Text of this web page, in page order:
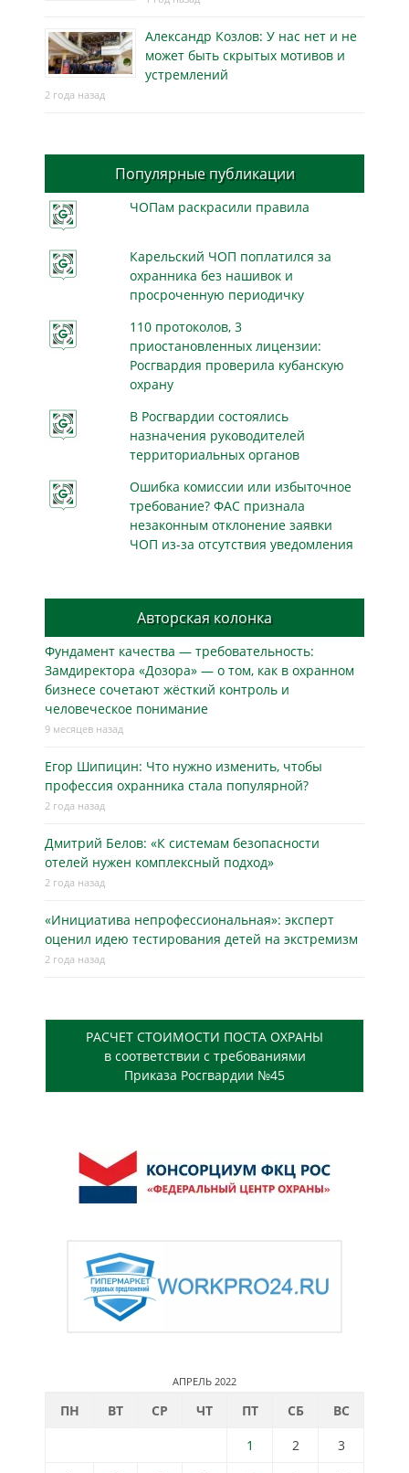
Александр Козлов: У нас нет и не
может быть скрытых мотивов и
устремлений
2 года назад
Популярные публикации
ЧОПам раскрасили правила
Карельский ЧОП поплатился за
охранника без нашивок и
просроченную периодичку
110 протоколов, 3
приостановленных лицензии:
Росгвардия проверила кубанскую
охрану
В Росгвардии состоялись
назначения руководителей
территориальных органов
Ошибка комиссии или избыточное
требование? ФАС признала
незаконным отклонение заявки
ЧОП из-за отсутствия уведомления
Авторская колонка
Фундамент качества — требовательность:
Замдиректора «Дозора» — о том, как в охранном
бизнесe сочетают жёсткий контроль и
человеческое понимание
9 месяцев назад
Егор Шипицин: Что нужно изменить, чтобы
профессия охранника стала популярной?
2 года назад
Дмитрий Белов: «К системам безопасности
отелей нужен комплексный подход»
2 года назад
«Инициатива непрофессиональная»: эксперт
оценил идею тестирования детей на экстремизм
2 года назад
РАСЧЕТ СТОИМОСТИ ПОСТА ОХРАНЫ
в соответствии с требованиями
Приказа Росгвардии №45
АПРЕЛЬ 2022
ПН ВТ СР ЧТ ПТ СБ
ВС
1
2
3